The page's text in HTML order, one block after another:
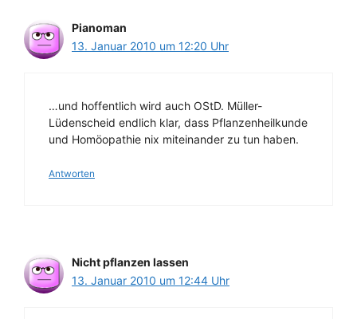
Pianoman
13. Januar 2010 um 12:20 Uhr
…und hoffentlich wird auch OStD. Müller-
Lüdenscheid endlich klar, dass Pflanzenheilkunde
und Homöopathie nix miteinander zu tun haben.
Antworten
Nicht pflanzen lassen
13. Januar 2010 um 12:44 Uhr